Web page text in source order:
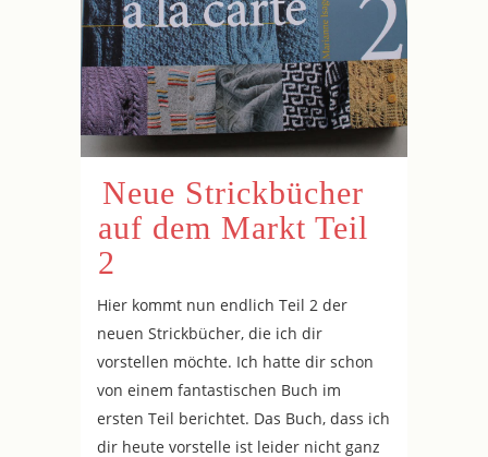
Neue Strickbücher
auf dem Markt Teil
2
Hier kommt nun endlich Teil 2 der
neuen Strickbücher, die ich dir
vorstellen möchte. Ich hatte dir schon
von einem fantastischen Buch im
ersten Teil berichtet. Das Buch, dass ich
dir heute vorstelle ist leider nicht ganz